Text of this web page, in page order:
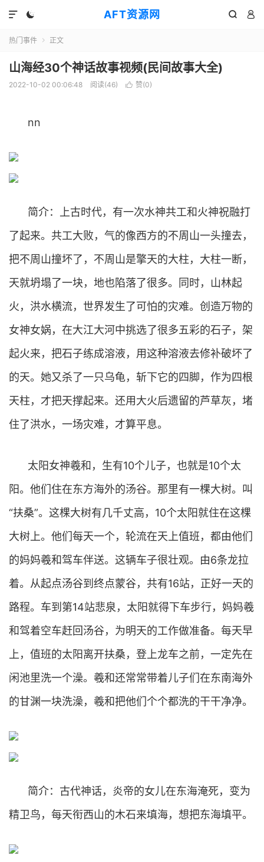
AFT资源网
  

热门事件  正文
山海经30个神话故事视频(民间故事大全)
2022-10-02 00:06:48 阅读(46)  赞(0)
nn
简介：上古时代，有一次水神共工和火神祝融打
了起来。共工大败，气的像西方的不周山一头撞去，
把不周山撞坏了，不周山是擎天的大柱，大柱一断，
天就坍塌了一块，地也陷落了很多。同时，山林起
火，洪水横流，世界发生了可怕的灾难。创造万物的
女神女娲，在大江大河中挑选了很多五彩的石子，架
起火来，把石子练成溶液，用这种溶液去修补破坏了
的天。她又杀了一只乌龟，斩下它的四脚，作为四根
天柱，才把天撑起来。还用大火后遗留的芦草灰，堵
住了洪水，一场灾难，才算平息。
太阳女神羲和，生有10个儿子，也就是10个太
阳。他们住在东方海外的汤谷。那里有一棵大树。叫
“扶桑”。这棵大树有几千丈高，10个太阳就住在这棵
大树上。他们每天一个，轮流在天上值班，都由他们
的妈妈羲和驾车伴送。这辆车子很壮观。由6条龙拉
着。从起点汤谷到终点蒙谷，共有16站，正好一天的
路程。车到第14站悲泉，太阳就得下车步行，妈妈羲
和驾着空车赶回汤谷，为明天的工作做准备。每天早
上，值班的太阳离开扶桑，登上龙车之前，一定先在
闲池里洗一个澡。羲和还常常带着儿子们在东南海外
的甘渊一块洗澡，羲和把他们个个都洗的干干净净。
简介：古代神话，炎帝的女儿在东海淹死，变为
精卫鸟，每天衔西山的木石来填海，想把东海填平。